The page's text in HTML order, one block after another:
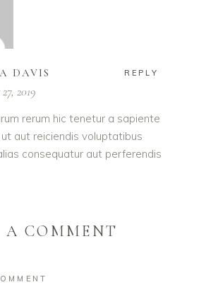
DAVIS REPLY
2019
rerum hic tenetur a sapiente
aut reiciendis voluptatibus
consequatur aut perferendis
A COMMENT